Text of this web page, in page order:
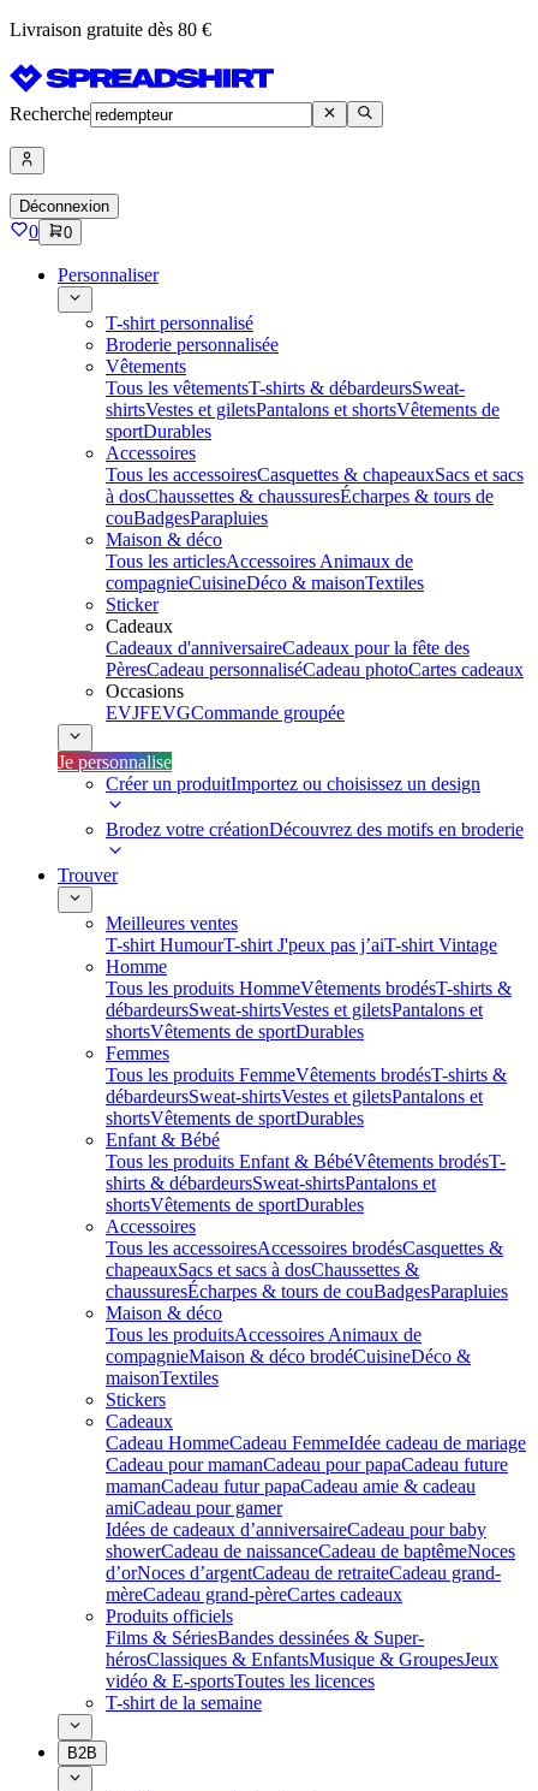
Livraison gratuite dès 80 €
Recherche
Déconnexion
0 0
Personnaliser
T-shirt personnalisé
Broderie personnalisée
Vêtements
Tous les vêtementsT-shirts & débardeursSweat-
shirtsVestes et giletsPantalons et shortsVêtements de
sportDurables
Accessoires
Tous les accessoiresCasquettes & chapeauxSacs et sacs
à dosChaussettes & chaussuresÉcharpes & tours de
couBadgesParapluies
Maison & déco
Tous les articlesAccessoires Animaux de
compagnieCuisineDéco & maisonTextiles
Sticker
Cadeaux
Cadeaux d'anniversaireCadeaux pour la fête des
PèresCadeau personnaliséCadeau photoCartes cadeaux
Occasions
EVJFEVGCommande groupée
Je personnalise
Créer un produitImportez ou choisissez un design
Brodez votre créationDécouvrez des motifs en broderie
Trouver
Meilleures ventes
T-shirt HumourT-shirt J'peux pas j’aiT-shirt Vintage
Homme
Tous les produits HommeVêtements brodésT-shirts &
débardeursSweat-shirtsVestes et giletsPantalons et
shortsVêtements de sportDurables
Femmes
Tous les produits FemmeVêtements brodésT-shirts &
débardeursSweat-shirtsVestes et giletsPantalons et
shortsVêtements de sportDurables
Enfant & Bébé
Tous les produits Enfant & BébéVêtements brodésT-
shirts & débardeursSweat-shirtsPantalons et
shortsVêtements de sportDurables
Accessoires
Tous les accessoiresAccessoires brodésCasquettes &
chapeauxSacs et sacs à dosChaussettes &
chaussuresÉcharpes & tours de couBadgesParapluies
Maison & déco
Tous les produitsAccessoires Animaux de
compagnieMaison & déco brodéCuisineDéco &
maisonTextiles
Stickers
Cadeaux
Cadeau HommeCadeau FemmeIdée cadeau de mariage​
Cadeau pour mamanCadeau pour papaCadeau future
mamanCadeau futur papaCadeau amie & cadeau
amiCadeau pour gamer
Idées de cadeaux d’anniversaireCadeau pour baby
showerCadeau de naissanceCadeau de baptêmeNoces
d’orNoces d’argentCadeau de retraiteCadeau grand-
mèreCadeau grand-pèreCartes cadeaux
Produits officiels
Films & SériesBandes dessinées & Super-
hérosClassiques & EnfantsMusique & GroupesJeux
vidéo & E-sportsToutes les licences
T-shirt de la semaine
B2B